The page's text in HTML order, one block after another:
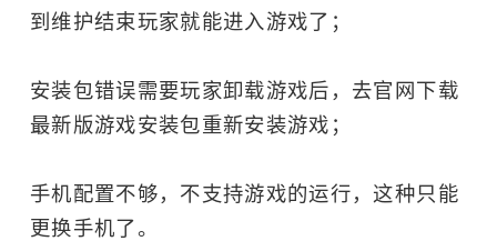
到维护结束玩家就能进入游戏了；
安装包错误需要玩家卸载游戏后，去官网下载
最新版游戏安装包重新安装游戏；
手机配置不够，不支持游戏的运行，这种只能
更换手机了。